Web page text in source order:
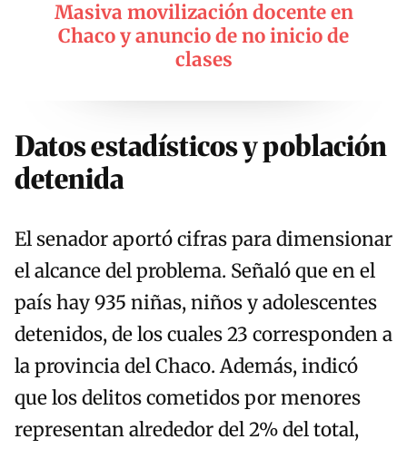
Masiva movilización docente en
Chaco y anuncio de no inicio de
clases
Datos estadísticos y población
detenida
El senador aportó cifras para dimensionar
el alcance del problema. Señaló que en el
país hay 935 niñas, niños y adolescentes
detenidos, de los cuales 23 corresponden a
la provincia del Chaco. Además, indicó
que los delitos cometidos por menores
representan alrededor del 2% del total,